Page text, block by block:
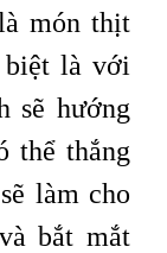
món thịt
là với
sẽ hướng
thể thắng
làm cho
bắt mắt